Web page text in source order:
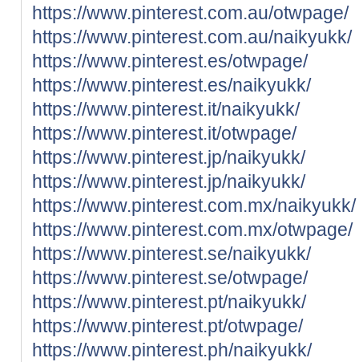
https://www.pinterest.com.au/otwpage/
https://www.pinterest.com.au/naikyukk/
https://www.pinterest.es/otwpage/
https://www.pinterest.es/naikyukk/
https://www.pinterest.it/naikyukk/
https://www.pinterest.it/otwpage/
https://www.pinterest.jp/naikyukk/
https://www.pinterest.jp/naikyukk/
https://www.pinterest.com.mx/naikyukk/
https://www.pinterest.com.mx/otwpage/
https://www.pinterest.se/naikyukk/
https://www.pinterest.se/otwpage/
https://www.pinterest.pt/naikyukk/
https://www.pinterest.pt/otwpage/
https://www.pinterest.ph/naikyukk/